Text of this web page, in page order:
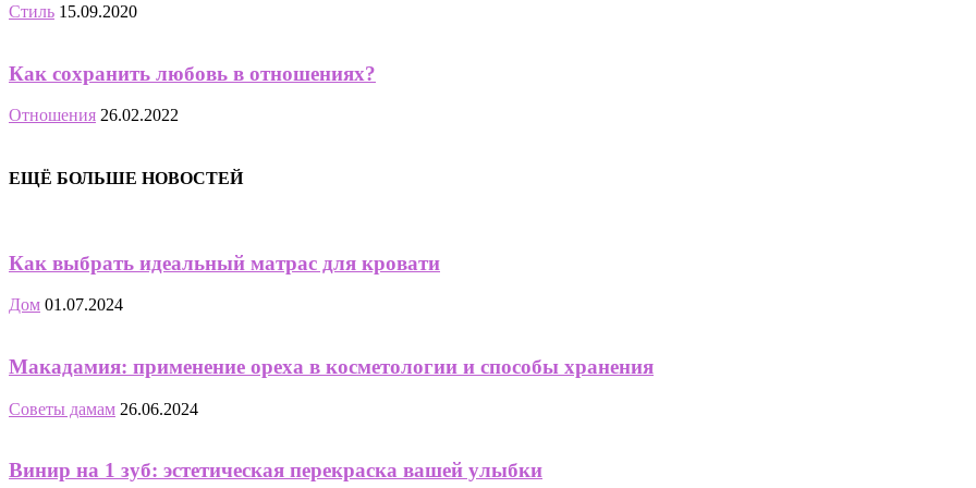
Стиль 15.09.2020
Как сохранить любовь в отношениях?
Отношения 26.02.2022
ЕЩЁ БОЛЬШЕ НОВОСТЕЙ
Как выбрать идеальный матрас для кровати
Дом 01.07.2024
Макадамия: применение ореха в косметологии и способы хранения
Советы дамам 26.06.2024
Винир на 1 зуб: эстетическая перекраска вашей улыбки